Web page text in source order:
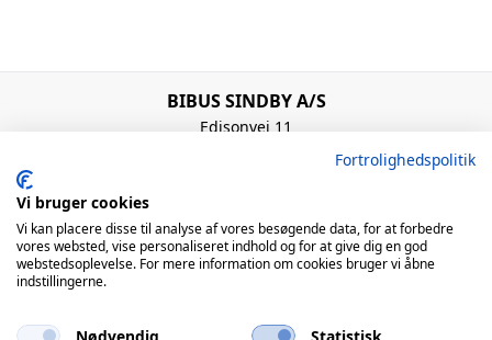
BIBUS SINDBY A/S
Edisonvej 11
Åbningstider
Man – Tors: 8:00 – 16:00 / Fre: 8:00 – 15:00
Fortrolighedspolitik
Vi bruger cookies
Vi kan placere disse til analyse af vores besøgende data, for at forbedre
vores websted, vise personaliseret indhold og for at give dig en god
webstedsoplevelse. For mere information om cookies bruger vi åbne
indstillingerne.
Nødvendig Statistisk